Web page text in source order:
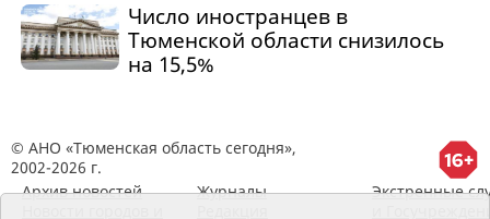
Число иностранцев в
Тюменской области снизилось
на 15,5%
© АНО «Тюменская область сегодня»,
2002-2026 г.
Архив новостей
Журналы
Экстренные